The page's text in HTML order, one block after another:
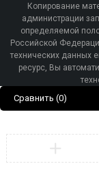
Копирование
администрации
определяемой
Российской
технических данных
ресурс, Вы
Сравнить (0)